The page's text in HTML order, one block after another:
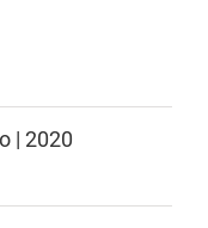
| 2020